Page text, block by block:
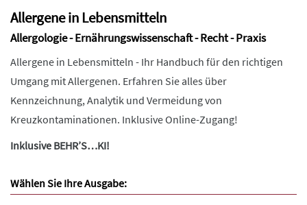
Allergene in Lebensmitteln
Allergologie - Ernährungswissenschaft - Recht - Praxis
Allergene in Lebensmitteln - Ihr Handbuch für den richtigen
Umgang mit Allergenen. Erfahren Sie alles über
Kennzeichnung, Analytik und Vermeidung von
Kreuzkontaminationen. Inklusive Online-Zugang!
Inklusive BEHR’S…KI!
Wählen Sie Ihre Ausgabe: